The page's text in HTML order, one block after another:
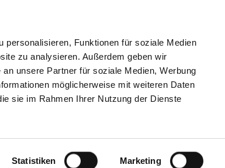
personalisieren, Funktionen für soziale Medien
zu analysieren. Außerdem geben wir
unsere Partner für soziale Medien, Werbung
möglicherweise mit weiteren Daten
sie im Rahmen Ihrer Nutzung der Dienste
Statistiken Marketing
& KLINIKEN KARRIERE & AUSBILDUNG